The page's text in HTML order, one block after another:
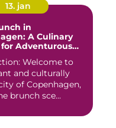
13. jan
in
A Culinary
Adventurous
Welcome to
and culturally
of Copenhagen,
brunch sce...